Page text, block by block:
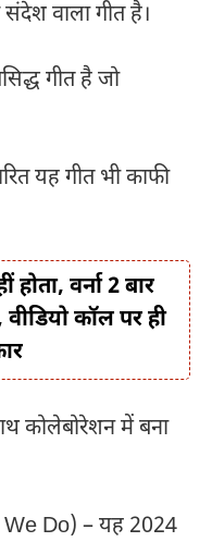
वाला गीत है।
गीत है जो
यह गीत भी काफी
वर्ना 2 बार
कॉल पर ही
कोलेबोरेशन में बना
Do) – यह 2024